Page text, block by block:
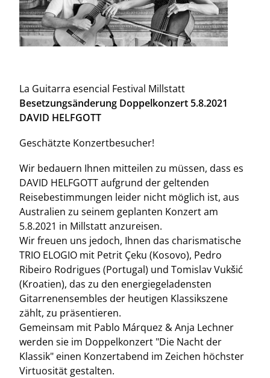
La Guitarra esencial Festival Millstatt
Besetzungsänderung Doppelkonzert 5.8.2021
DAVID HELFGOTT
Geschätzte Konzertbesucher!
Wir bedauern Ihnen mitteilen zu müssen, dass es
DAVID HELFGOTT aufgrund der geltenden
Reisebestimmungen leider nicht möglich ist, aus
Australien zu seinem geplanten Konzert am
5.8.2021 in Millstatt anzureisen.
Wir freuen uns jedoch, Ihnen das charismatische
TRIO ELOGIO mit Petrit Çeku (Kosovo), Pedro
Ribeiro Rodrigues (Portugal) und Tomislav Vukšić
(Kroatien), das zu den energiegeladensten
Gitarrenensembles der heutigen Klassikszene
zählt, zu präsentieren.
Gemeinsam mit Pablo Márquez & Anja Lechner
werden sie im Doppelkonzert "Die Nacht der
Klassik" einen Konzertabend im Zeichen höchster
Virtuosität gestalten.